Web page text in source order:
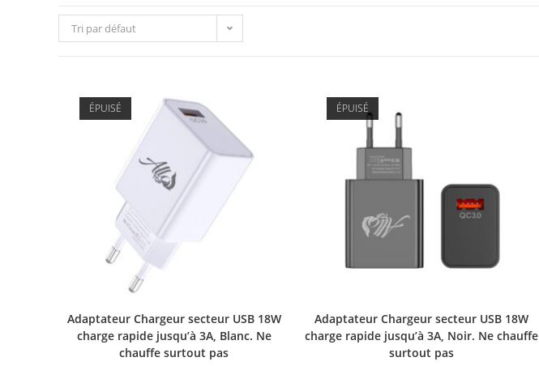
Tri par défaut
ÉPUISÉ
Adaptateur Chargeur secteur USB 18W
charge rapide jusqu’à 3A, Blanc. Ne
chauffe surtout pas
ÉPUISÉ
Adaptateur Chargeur secteur USB 18W
charge rapide jusqu’à 3A, Noir. Ne chauffe
surtout pas